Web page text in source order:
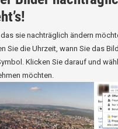
sie nachträglich ändern
Sie die Uhrzeit, wann Sie das
Klicken Sie darauf und
möchten.